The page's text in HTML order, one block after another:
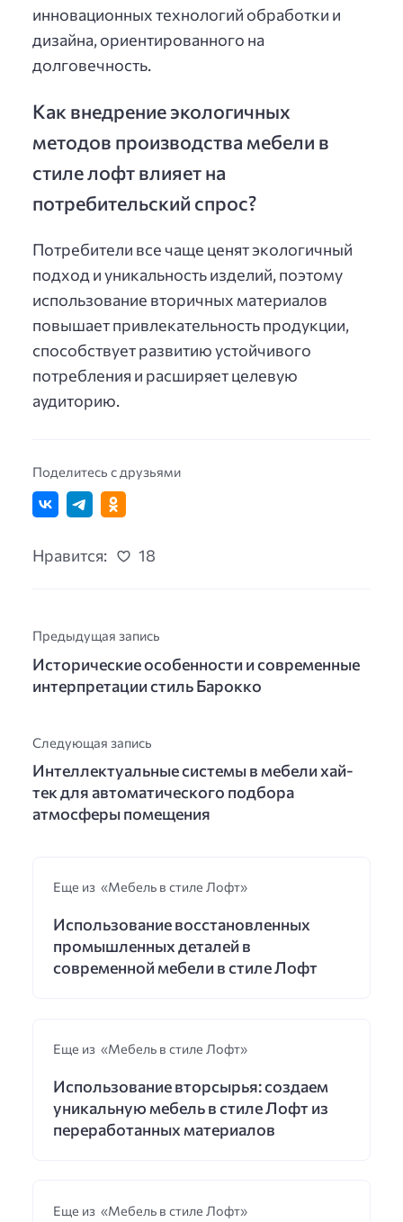
инновационных технологий обработки и
дизайна, ориентированного на
долговечность.
Как внедрение экологичных
методов производства мебели в
стиле лофт влияет на
потребительский спрос?
Потребители все чаще ценят экологичный
подход и уникальность изделий, поэтому
использование вторичных материалов
повышает привлекательность продукции,
способствует развитию устойчивого
потребления и расширяет целевую
аудиторию.
Поделитесь с друзьями
Нравится: 18
Предыдущая запись
Исторические особенности и современные
интерпретации стиль Барокко
Следующая запись
Интеллектуальные системы в мебели хай-
тек для автоматического подбора
атмосферы помещения
Еще из «Мебель в стиле Лофт»
Использование восстановленных
промышленных деталей в
современной мебели в стиле Лофт
Еще из «Мебель в стиле Лофт»
Использование вторсырья: создаем
уникальную мебель в стиле Лофт из
переработанных материалов
Еще из «Мебель в стиле Лофт»